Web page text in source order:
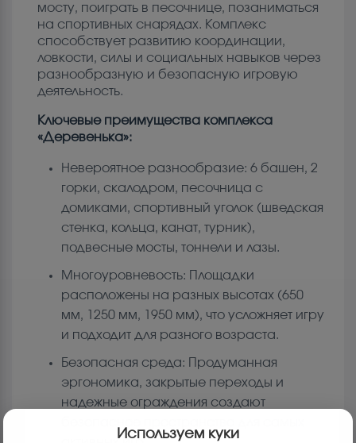
мосту, поиграть в песочнице, позаниматься
на спортивных снарядах. Комплекс
способствует развитию координации,
ловкости, силы и социальных навыков через
разнообразную и безопасную игровую
деятельность.
Ключевые преимущества комплекса
«Деревенька»:
Невероятное разнообразие: 6 башен, 2
горки, скалодром, песочница с
домиками, спортивный уголок (шведская
стенка, кольца, канат, турник),
подвесные мосты, тоннели и лазы.
Многоуровневость: Площадки
расположены на разных высотах (650
мм, 1250 мм, 1950 мм), что усложняет игру
и подходит для разного возраста.
Безопасная среда: Продуманная
эргономика, закрытые переходы и
надежные ограждения создают
Используем куки